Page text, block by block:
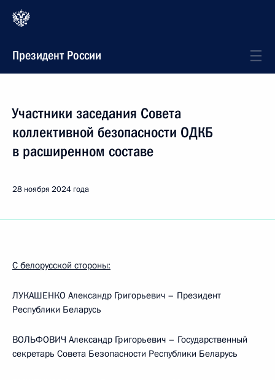
Президент России
Участники заседания Совета
коллективной безопасности ОДКБ
в расширенном составе
28 ноября 2024 года
С белорусской стороны:
ЛУКАШЕНКО Александр Григорьевич – Президент
Республики Беларусь
ВОЛЬФОВИЧ Александр Григорьевич – Государственный
секретарь Совета Безопасности Республики Беларусь